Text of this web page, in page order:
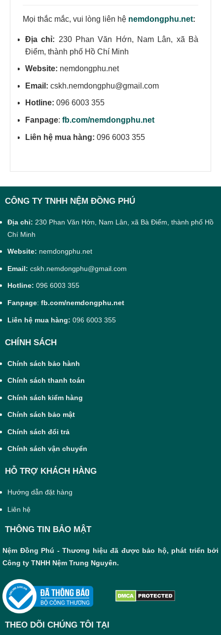
Mọi thắc mắc, vui lòng liên hệ nemdongphu.net:
Địa chỉ: 230 Phan Văn Hớn, Nam Lân, xã Bà
Điểm, thành phố Hồ Chí Minh
Website: nemdongphu.net
Email: cskh.nemdongphu@gmail.com
Hotline: 096 6003 355
Fanpage: fb.com/nemdongphu.net
Liên hệ mua hàng: 096 6003 355
CÔNG TY TNHH NỆM ĐỒNG PHÚ
Địa chỉ: 230 Phan Văn Hớn, Nam Lân, xã Bà Điểm, thành phố Hồ
Chí Minh
Website: nemdongphu.net
Email: cskh.nemdongphu@gmail.com
Hotline: 096 6003 355
Fanpage: fb.com/nemdongphu.net
Liên hệ mua hàng: 096 6003 355
CHÍNH SÁCH
Chính sách bảo hành
Chính sách thanh toán
Chính sách kiểm hàng
Chính sách bảo mật
Chính sách đổi trả
Chính sách vận chuyển
HỖ TRỢ KHÁCH HÀNG
Hướng dẫn đặt hàng
Liên hệ
THÔNG TIN BẢO MẬT
Nệm Đồng Phú - Thương hiệu đã được bảo hộ, phát triển bởi
Công ty TNHH Nệm Trung Nguyên.
THEO DÕI CHÚNG TÔI TẠI